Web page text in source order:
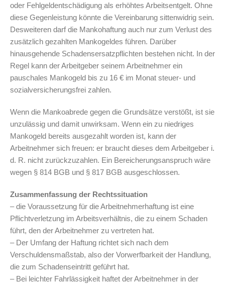
oder Fehlgeldentschädigung als erhöhtes Arbeitsentgelt. Ohne
diese Gegenleistung könnte die Vereinbarung sittenwidrig sein.
Desweiteren darf die Mankohaftung auch nur zum Verlust des
zusätzlich gezahlten Mankogeldes führen. Darüber
hinausgehende Schadensersatzpflichten bestehen nicht. In der
Regel kann der Arbeitgeber seinem Arbeitnehmer ein
pauschales Mankogeld bis zu 16 € im Monat steuer- und
sozialversicherungsfrei zahlen.
Wenn die Mankoabrede gegen die Grundsätze verstößt, ist sie
unzulässig und damit unwirksam. Wenn ein zu niedriges
Mankogeld bereits ausgezahlt worden ist, kann der
Arbeitnehmer sich freuen: er braucht dieses dem Arbeitgeber i.
d. R. nicht zurückzuzahlen. Ein Bereicherungsanspruch wäre
wegen § 814 BGB und § 817 BGB ausgeschlossen.
Zusammenfassung der Rechtssituation
– die Voraussetzung für die Arbeitnehmerhaftung ist eine
Pflichtverletzung im Arbeitsverhältnis, die zu einem Schaden
führt, den der Arbeitnehmer zu vertreten hat.
– Der Umfang der Haftung richtet sich nach dem
Verschuldensmaßstab, also der Vorwerfbarkeit der Handlung,
die zum Schadenseintritt geführt hat.
– Bei leichter Fahrlässigkeit haftet der Arbeitnehmer in der